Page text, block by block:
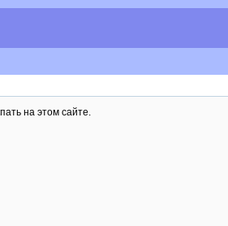
на этом сайте.